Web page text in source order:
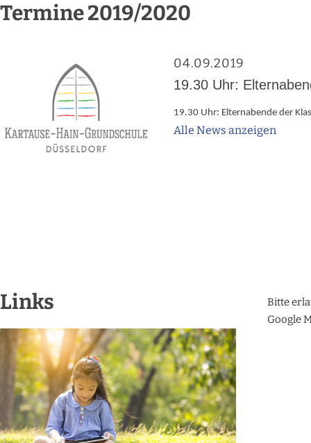
Termine 2019/2020
04.09.2019
19.30 Uhr:
19.30 Uhr: Elternabende der
Alle News anzeigen
Links
Bitte
Google